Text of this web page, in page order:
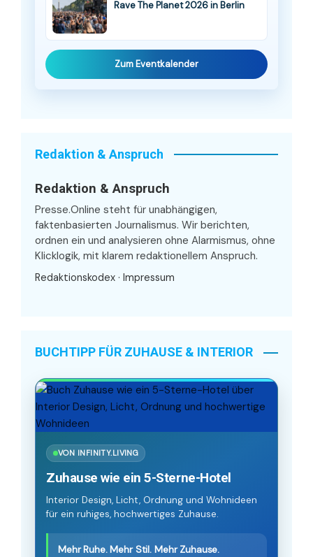
Rave The Planet 2026 in Berlin
Zum Eventkalender
Redaktion & Anspruch
Redaktion & Anspruch
Presse.Online steht für unabhängigen,
faktenbasierten Journalismus. Wir berichten,
ordnen ein und analysieren ohne Alarmismus, ohne
Klicklogik, mit klarem redaktionellem Anspruch.
Redaktionskodex · Impressum
BUCHTIPP FÜR ZUHAUSE & INTERIOR
VON INFINITY.LIVING
Zuhause wie ein 5-Sterne-Hotel
Interior Design, Licht, Ordnung und Wohnideen
für ein ruhiges, hochwertiges Zuhause.
Mehr Ruhe. Mehr Stil. Mehr Zuhause.